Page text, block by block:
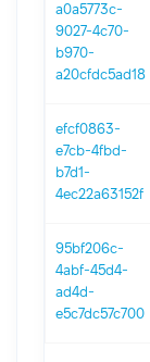
a0a5773c-
9027-4c70-
b970-
a20cfdc5ad18
efcf0863-
e7cb-4fbd-
b7d1-
4ec22a63152f
95bf206c-
4abf-45d4-
ad4d-
e5c7dc57c700